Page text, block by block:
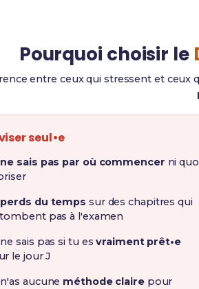
Pourquoi choisir le
entre ceux qui stressent et
seul•e
ne sais pas par où commencer ni
perds du temps sur des chapitres qui
pas à l'examen
sais pas si tu esvraiment prêt•e
le jour J
aucune méthode clairepour